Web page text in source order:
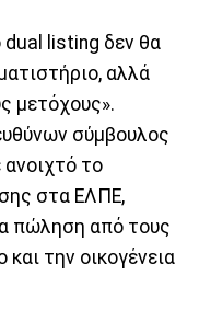
dual listing δεν θα
αλλά
μετόχους».
σύμβουλος
το
στα ΕΛΠΕ,
πώληση από τους
την οικογένεια